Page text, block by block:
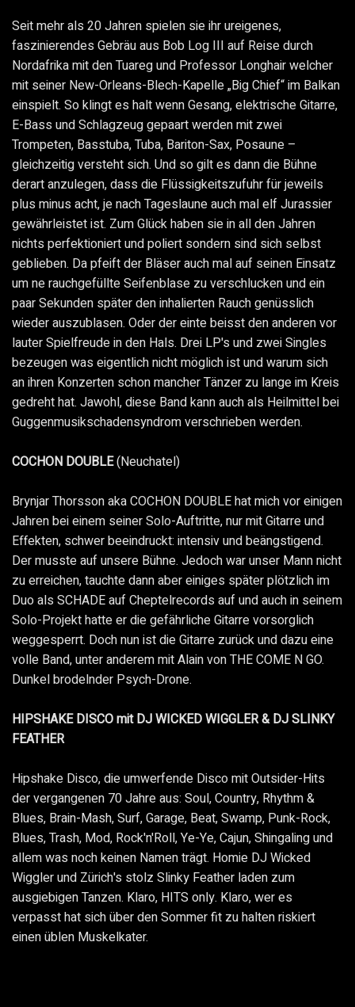
Seit mehr als 20 Jahren spielen sie ihr ureigenes,
faszinierendes Gebräu aus Bob Log III auf Reise durch
Nordafrika mit den Tuareg und Professor Longhair welcher
mit seiner New-Orleans-Blech-Kapelle „Big Chief“ im Balkan
einspielt. So klingt es halt wenn Gesang, elektrische Gitarre,
E-Bass und Schlagzeug gepaart werden mit zwei
Trompeten, Basstuba, Tuba, Bariton-Sax, Posaune –
gleichzeitig versteht sich. Und so gilt es dann die Bühne
derart anzulegen, dass die Flüssigkeitszufuhr für jeweils
plus minus acht, je nach Tageslaune auch mal elf Jurassier
gewährleistet ist. Zum Glück haben sie in all den Jahren
nichts perfektioniert und poliert sondern sind sich selbst
geblieben. Da pfeift der Bläser auch mal auf seinen Einsatz
um ne rauchgefüllte Seifenblase zu verschlucken und ein
paar Sekunden später den inhalierten Rauch genüsslich
wieder auszublasen. Oder der einte beisst den anderen vor
lauter Spielfreude in den Hals. Drei LP's und zwei Singles
bezeugen was eigentlich nicht möglich ist und warum sich
an ihren Konzerten schon mancher Tänzer zu lange im Kreis
gedreht hat. Jawohl, diese Band kann auch als Heilmittel bei
Guggenmusikschadensyndrom verschrieben werden.
COCHON DOUBLE(Neuchatel)
Brynjar Thorsson aka COCHON DOUBLE hat mich vor einigen
Jahren bei einem seiner Solo-Auftritte, nur mit Gitarre und
Effekten, schwer beeindruckt: intensiv und beängstigend.
Der musste auf unsere Bühne. Jedoch war unser Mann nicht
zu erreichen, tauchte dann aber einiges später plötzlich im
Duo als SCHADE auf Cheptelrecords auf und auch in seinem
Solo-Projekt hatte er die gefährliche Gitarre vorsorglich
weggesperrt. Doch nun ist die Gitarre zurück und dazu eine
volle Band, unter anderem mit Alain von THE COME N GO.
Dunkel brodelnder Psych-Drone.
HIPSHAKE DISCO mit DJ WICKED WIGGLER & DJ SLINKY
FEATHER
Hipshake Disco, die umwerfende Disco mit Outsider-Hits
der vergangenen 70 Jahre aus: Soul, Country, Rhythm &
Blues, Brain-Mash, Surf, Garage, Beat, Swamp, Punk-Rock,
Blues, Trash, Mod, Rock'n'Roll, Ye-Ye, Cajun, Shingaling und
allem was noch keinen Namen trägt. Homie DJ Wicked
Wiggler und Zürich's stolz Slinky Feather laden zum
ausgiebigen Tanzen. Klaro, HITS only. Klaro, wer es
verpasst hat sich über den Sommer fit zu halten riskiert
einen üblen Muskelkater.